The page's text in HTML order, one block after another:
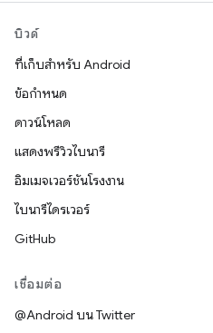
บิวด์
ที่เก็บสำหรับ Android
ข้อกำหนด
ดาวน์โหลด
แสดงพรีวิวไบนารี
อิมเมจเวอร์ชันโรงงาน
ไบนารีไดรเวอร์
GitHub
เชื่อมต่อ
@Android บน Twitter